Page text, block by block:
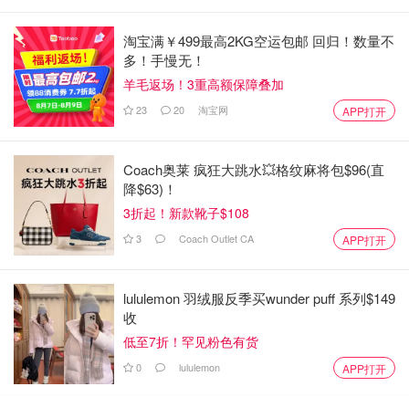
淘宝满￥499最高2KG空运包邮 回归！数量不
多！手慢无！
羊毛返场！3重高额保障叠加
23 20 淘宝网 APP打开
Coach奥莱 疯狂大跳水💥格纹麻将包$96(直
降$63)！
3折起！新款靴子$108
3 Coach Outlet CA APP打开
lululemon 羽绒服反季买wunder puff 系列$149
收
低至7折！罕见粉色有货
0 lululemon APP打开